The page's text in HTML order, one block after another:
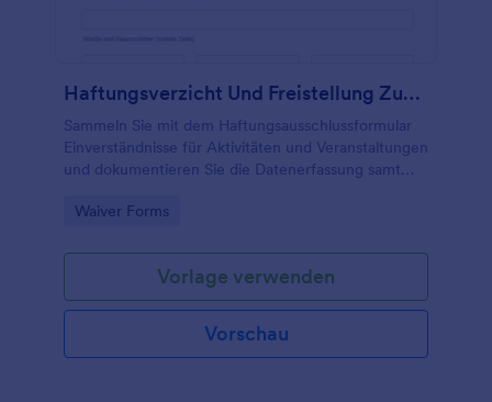
Haftungsverzicht Und Freistellung Zustimmungserklärung
Sammeln Sie mit dem Haftungsausschlussformular
Einverständnisse für Aktivitäten und Veranstaltungen
und dokumentieren Sie die Datenerfassung samt
Kursanbieter und Organisatoren.
Go to Category:
Waiver Forms
Vorlage verwenden
Vorschau